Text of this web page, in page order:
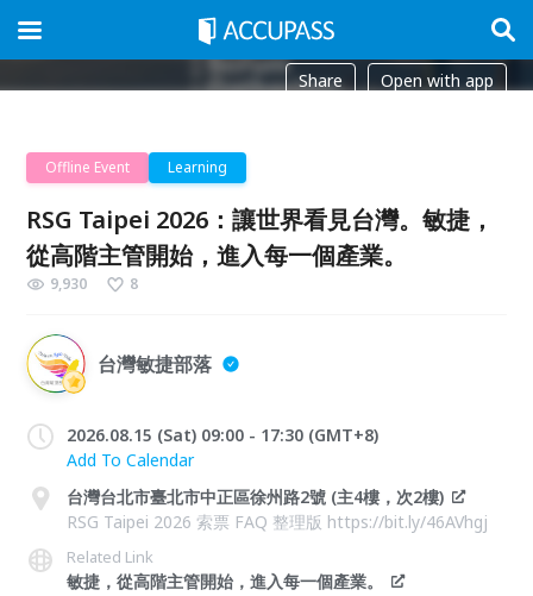
Share Open with app
Offline Event Learning
RSG Taipei 2026：讓世界看見台灣。敏捷，
從高階主管開始，進入每一個產業。
9,930 8
台灣敏捷部落
2026.08.15 (Sat) 09:00 - 17:30 (GMT+8)
Add To Calendar
台灣台北市臺北市中正區徐州路2號 (主4樓，次2樓)
RSG Taipei 2026 索票 FAQ 整理版 https://bit.ly/46AVhgj
Related Link
敏捷，從高階主管開始，進入每一個產業。